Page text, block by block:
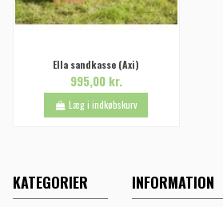
Ella sandkasse (Axi)
995,00 kr.
Læg i indkøbskurv
KATEGORIER INFORMATION